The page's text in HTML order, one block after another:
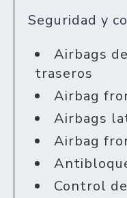
Seguridad y
Airbags
traseros
Airbag
Airbags
Airbag
Control